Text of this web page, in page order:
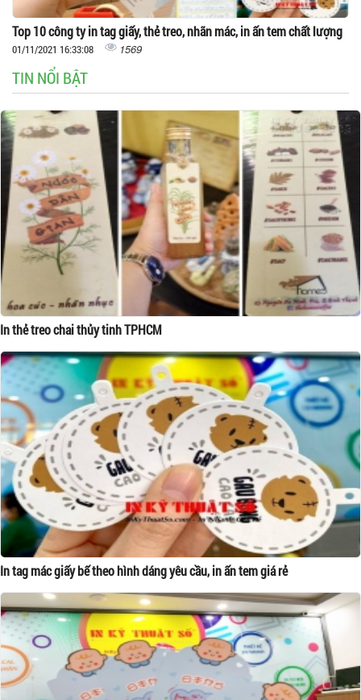
Top 10 công ty in tag giấy, thẻ treo, nhãn mác, in ấn tem chất lượng
01/11/2021 16:33:08 1569
TIN NỔI BẬT
In thẻ treo chai thủy tinh TPHCM
In tag mác giấy bế theo hình dáng yêu cầu, in ấn tem giá rẻ